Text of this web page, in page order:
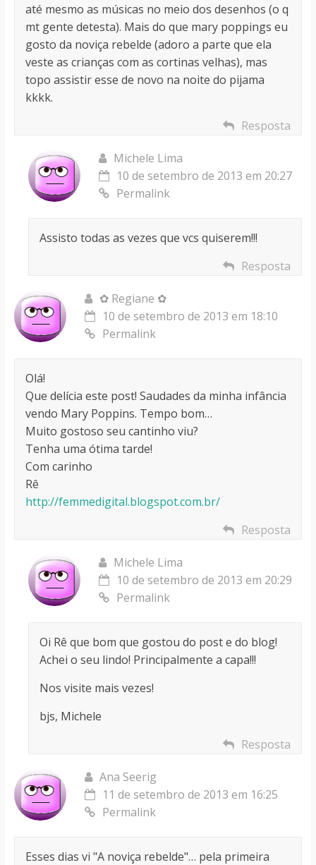
até mesmo as músicas no meio dos desenhos (o q
mt gente detesta). Mais do que mary poppings eu
gosto da noviça rebelde (adoro a parte que ela
veste as crianças com as cortinas velhas), mas
topo assistir esse de novo na noite do pijama
kkkk.
Resposta
Michele Lima
10 de setembro de 2013 em 20:27
Permalink
Assisto todas as vezes que vcs quiserem!!!
Resposta
✿ Regiane ✿
10 de setembro de 2013 em 18:10
Permalink
Olá!
Que delícia este post! Saudades da minha infância
vendo Mary Poppins. Tempo bom…
Muito gostoso seu cantinho viu?
Tenha uma ótima tarde!
Com carinho
Rê
http://femmedigital.blogspot.com.br/
Resposta
Michele Lima
10 de setembro de 2013 em 20:29
Permalink
Oi Rê que bom que gostou do post e do blog!
Achei o seu lindo! Principalmente a capa!!!
Nos visite mais vezes!
bjs, Michele
Resposta
Ana Seerig
11 de setembro de 2013 em 16:25
Permalink
Esses dias vi "A noviça rebelde"… pela primeira